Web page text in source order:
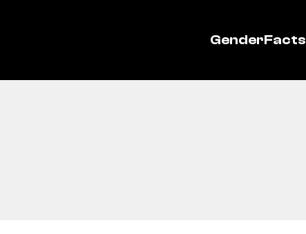
GenderFacts